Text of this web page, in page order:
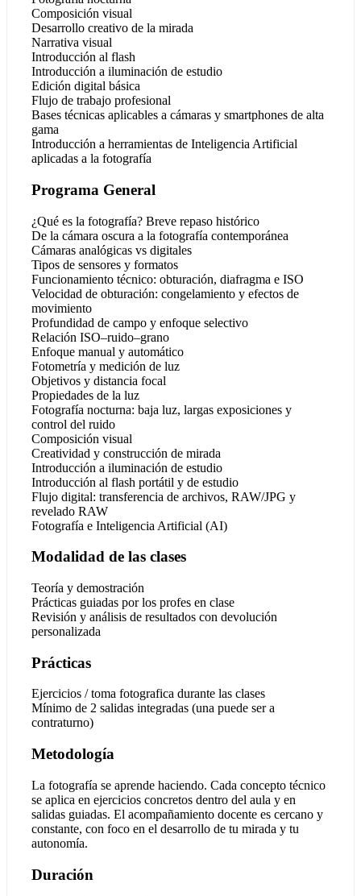
Composición visual
Desarrollo creativo de la mirada
Narrativa visual
Introducción al flash
Introducción a iluminación de estudio
Edición digital básica
Flujo de trabajo profesional
Bases técnicas aplicables a cámaras y smartphones de alta
gama
Introducción a herramientas de Inteligencia Artificial
aplicadas a la fotografía
Programa General
¿Qué es la fotografía? Breve repaso histórico
De la cámara oscura a la fotografía contemporánea
Cámaras analógicas vs digitales
Tipos de sensores y formatos
Funcionamiento técnico: obturación, diafragma e ISO
Velocidad de obturación: congelamiento y efectos de
movimiento
Profundidad de campo y enfoque selectivo
Relación ISO–ruido–grano
Enfoque manual y automático
Fotometría y medición de luz
Objetivos y distancia focal
Propiedades de la luz
Fotografía nocturna: baja luz, largas exposiciones y
control del ruido
Composición visual
Creatividad y construcción de mirada
Introducción a iluminación de estudio
Introducción al flash portátil y de estudio
Flujo digital: transferencia de archivos, RAW/JPG y
revelado RAW
Fotografía e Inteligencia Artificial (AI)
Modalidad de las clases
Teoría y demostración
Prácticas guiadas por los profes en clase
Revisión y análisis de resultados con devolución
personalizada
Prácticas
Ejercicios / toma fotografica durante las clases
Mínimo de 2 salidas integradas (una puede ser a
contraturno)
Metodología
La fotografía se aprende haciendo. Cada concepto técnico
se aplica en ejercicios concretos dentro del aula y en
salidas guiadas. El acompañamiento docente es cercano y
constante, con foco en el desarrollo de tu mirada y tu
autonomía.
Duración